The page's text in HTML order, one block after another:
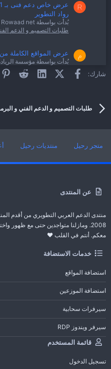
R
رواد التطوير
بُدأت بواسطة Rowaad net
طلبات التصميم و الدعم
م عرض المواقع الكاملة
بُدأت بواسطة مؤسسة
طلبات التصميم و الدعم
بُدأت بواسطة egyptianibs.com
شارك: فيسبوكX (Twitter)
LinkedIn
Reddit
طلبات التصميم و الدعم الفني و
عن المنتدى
منتدى الدعم العربي التطويري من أقدم
2008. ومازلنا متواجدين حتى مع ظهور
معكم. أنتم في القلب ❤️
خدمات الاستضافة
استضافة المواقع
استضافة الموزعين
سيرفرات سحابية
سيرفر ويندوز RDP
قائمة المستخدم
تسجيل الدخول
متجر رحيل منتديات رحيل